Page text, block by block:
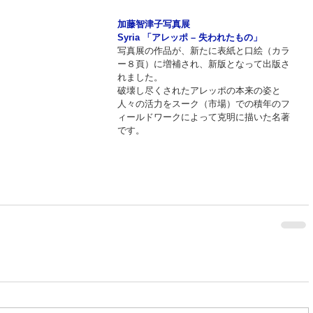
加藤智津子写真展
Syria 「アレッポ – 失われたもの」
写真展の作品が、新たに表紙と口絵（カラ
ー８頁）に増補され、新版となって出版さ
れました。
破壊し尽くされたアレッポの本来の姿と
人々の活力をスーク（市場）での積年のフ
ィールドワークによって克明に描いた名著
です。